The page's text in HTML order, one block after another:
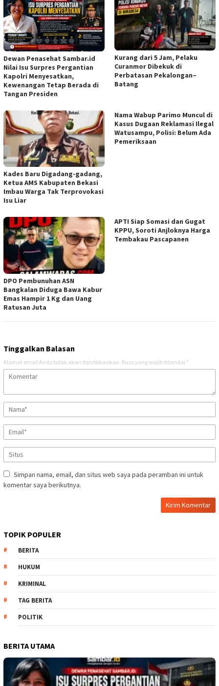
Dewan Penasehat Sambar.id
Nilai Isu Surpres Pergantian
Kapolri Menyesatkan,
Kewenangan Tetap Berada di
Tangan Presiden
Kurang dari 5 Jam, Pelaku
Curanmor Dibekuk di
Perbatasan Pekalongan–
Batang
Kades Baru Digadang-gadang,
Ketua AMS Kabupaten Bekasi
Imbau Warga Tak Terprovokasi
Isu Liar
Nama Wabup Parimo Muncul di
Kasus Dugaan Reklamasi Ilegal
Watusampu, Polisi: Belum Ada
Pemeriksaan
DPO Pembunuhan ASN
Bangkalan Diduga Bawa Kabur
Emas Hampir 1 Kg dan Uang
Ratusan Juta
APTI Siap Somasi dan Gugat
KPPU, Soroti Anjloknya Harga
Tembakau Pascapanen
Tinggalkan Balasan
Alamat email Anda tidak akan dipublikasikan. Ruas yang wajib ditandai *
Simpan nama, email, dan situs web saya pada peramban ini untuk
komentar saya berikutnya.
TOPIK POPULER
BERITA
HUKUM
KRIMINAL
TAG BERITA
POLITIK
BERITA UTAMA